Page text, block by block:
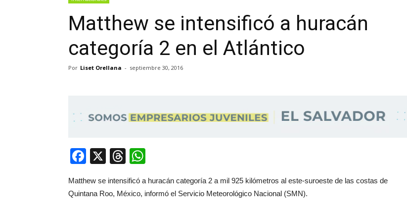
Matthew se intensificó a huracán
categoría 2 en el Atlántico
Por Liset Orellana - septiembre 30, 2016
Facebook
X Threads
Matthew se intensificó a huracán categoría 2 a mil 925 kilómetros al este-suroeste de las costas de
Quintana Roo, México, informó el Servicio Meteorológico Nacional (SMN).